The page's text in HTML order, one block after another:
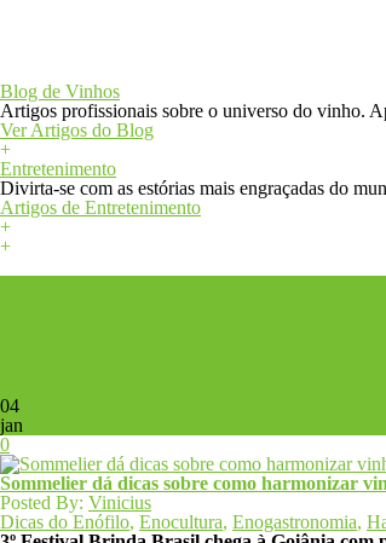
Blog de Vinhos
Artigos profissionais sobre o universo do vinho.
Ver Artigos do Blog
+
Entretenimento
Divirta-se com as estórias mais engraçadas do
Artigos de Entretenimento
+
+
04
jan
0
Sommelier dá dicas sobre como harmonizar
Posted By: Vinicius
Dicas do Enófilo, Enocultura, Enogastronomia,